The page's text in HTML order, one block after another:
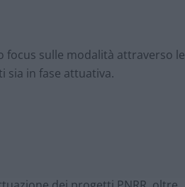
focus sulle modalità attraverso le
sia in fase attuativa.